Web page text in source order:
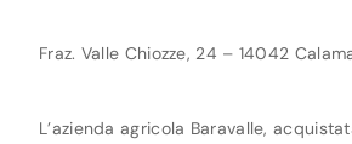
Fraz. Valle Chiozze, 24 – 14042
L’azienda agricola Baravalle,